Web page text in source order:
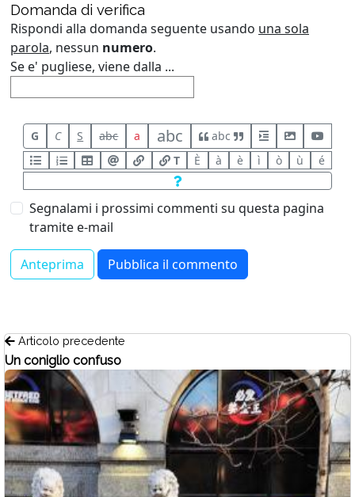
Domanda di verifica
Rispondi alla domanda seguente usando una sola
parola, nessun numero.
Se e' pugliese, viene dalla ...
G C S abc a abc
abc
T
È à è ì ò ù é
Segnalami i prossimi commenti su questa pagina
tramite e-mail
Articolo precedente
Un coniglio confuso